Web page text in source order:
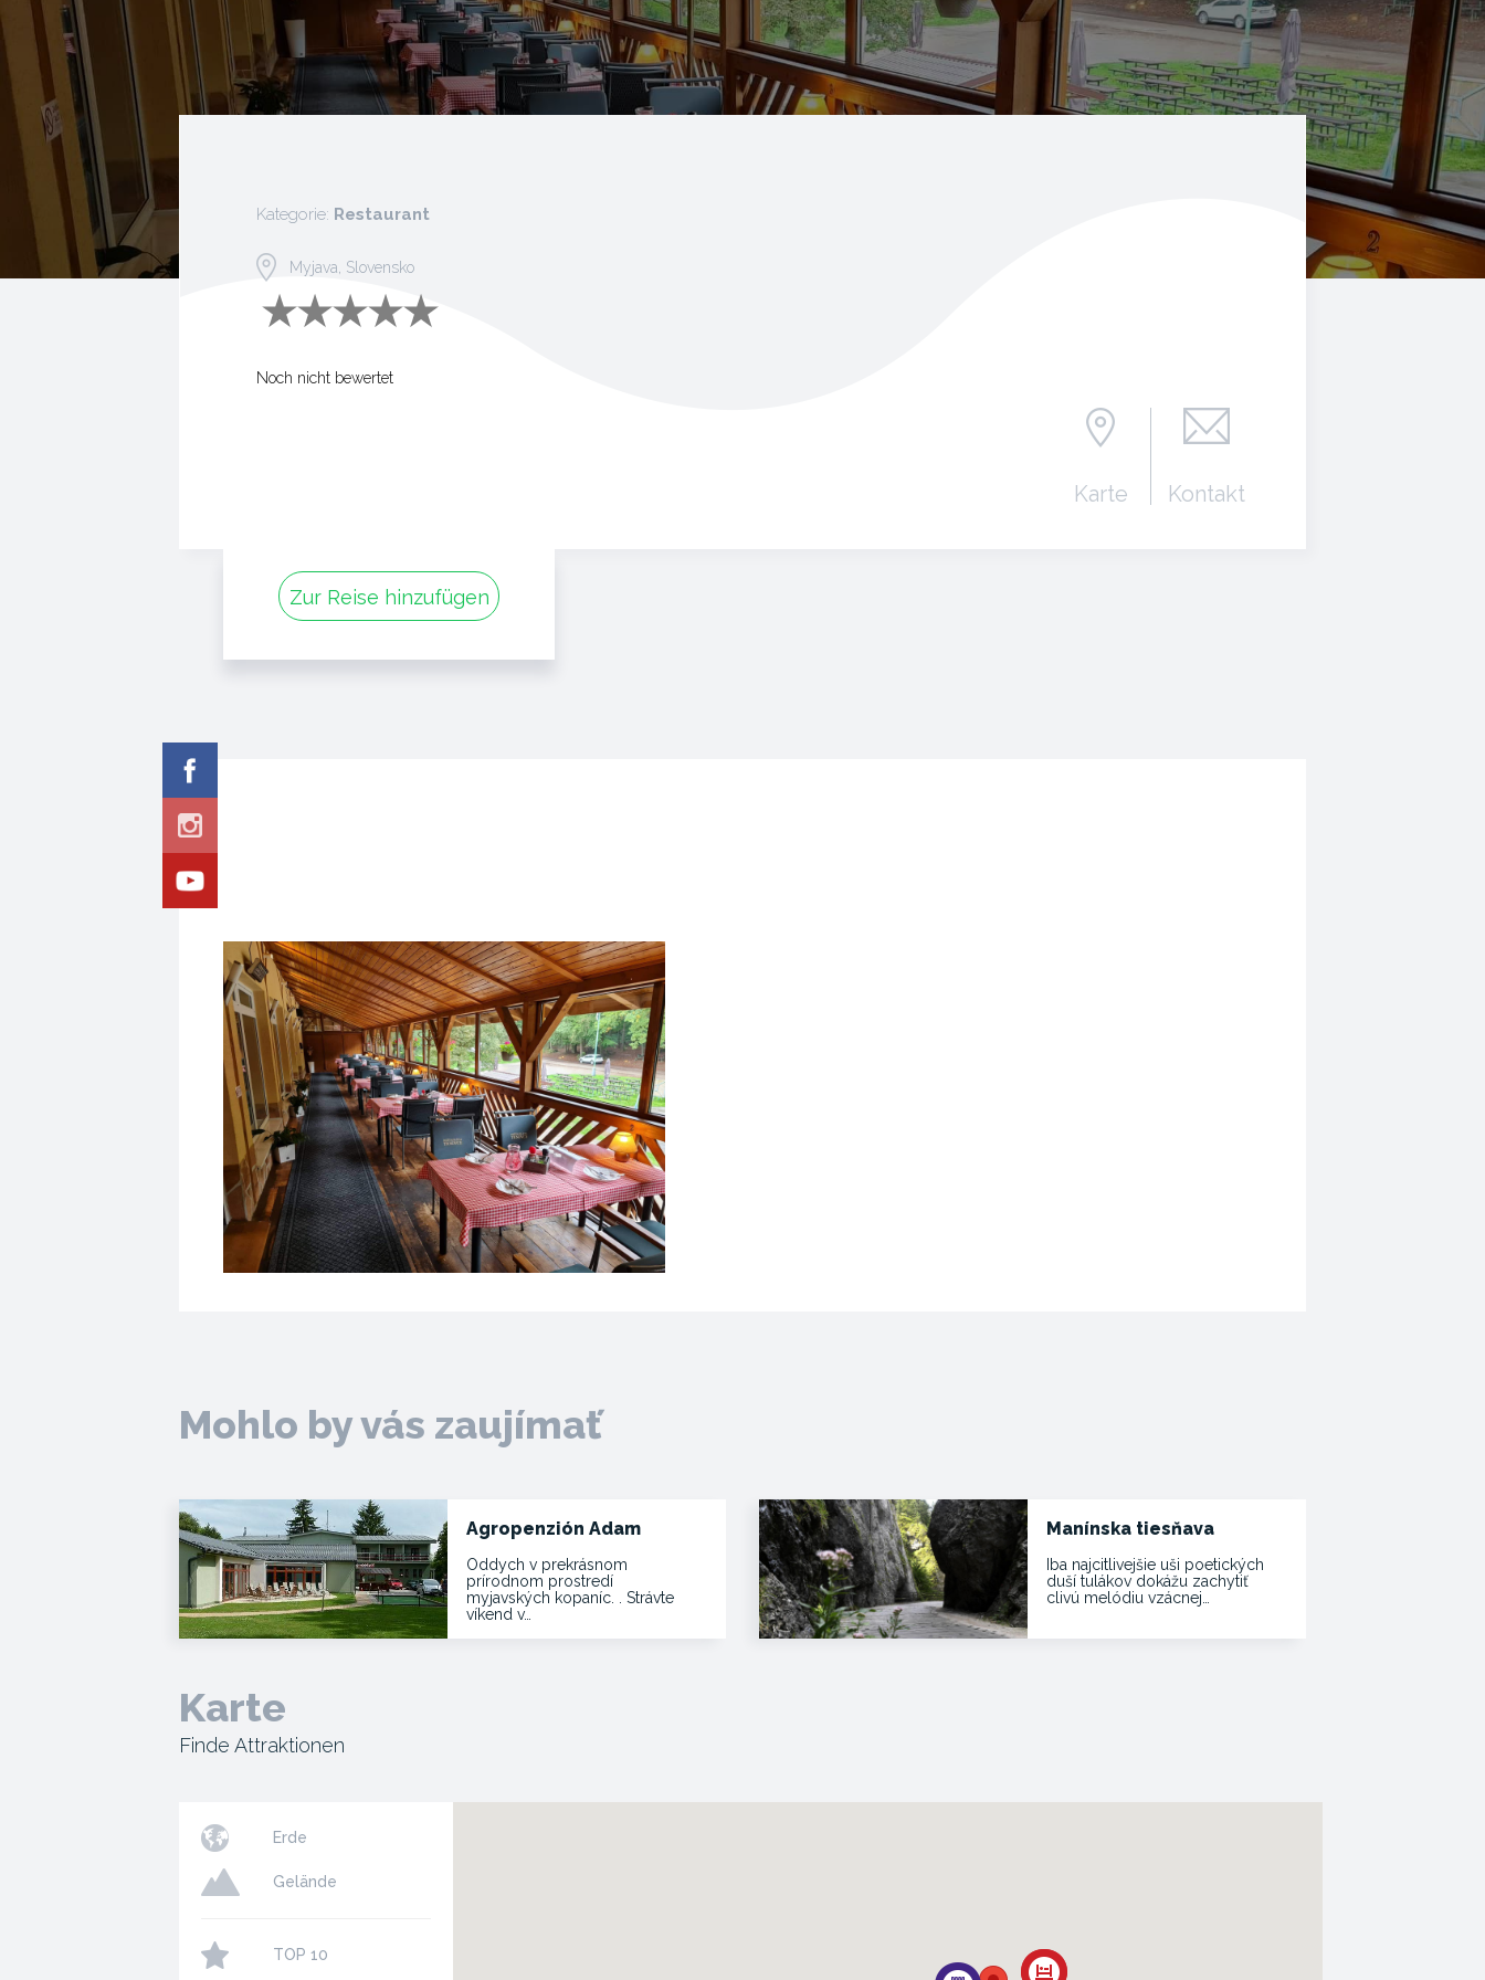
Kategorie: Restaurant
Myjava, Slovensko
Noch nicht bewertet
Zur Reise hinzufügen
Karte Kontakt
Mohlo by vás zaujímať
Agropenzión Adam
Oddych v prekrásnom
prírodnom prostredí
myjavských kopaníc. . Strávte
víkend v…
Manínska tiesňava
Iba najcitlivejšie uši poetických
duší tulákov dokážu zachytiť
clivú melódiu vzácnej…
Karte
Finde Attraktionen
Erde
Gelände
TOP 10